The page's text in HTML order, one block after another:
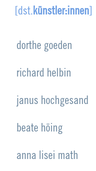
[dst.künstler:innen
dorthe goeden
richard helbin
janus hochgesand
beate höing
anna lisei math